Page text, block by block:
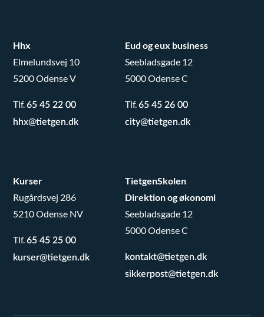
Hhx
Elmelundsvej 10
5200 Odense V
Tlf.65 45 22 00
hhx@tietgen.dk
Eud og eux business
Seebladsgade 12
5000 Odense C
Tlf.65 45 26 00
city@tietgen.dk
Kurser
Rugårdsvej 286
5210 Odense NV
Tlf.65 45 25 00
kurser@tietgen.dk
TietgenSkolen
Direktion og økonomi
Seebladsgade 12
5000 Odense C
kontakt@tietgen.dk
sikkerpost@tietgen.dk